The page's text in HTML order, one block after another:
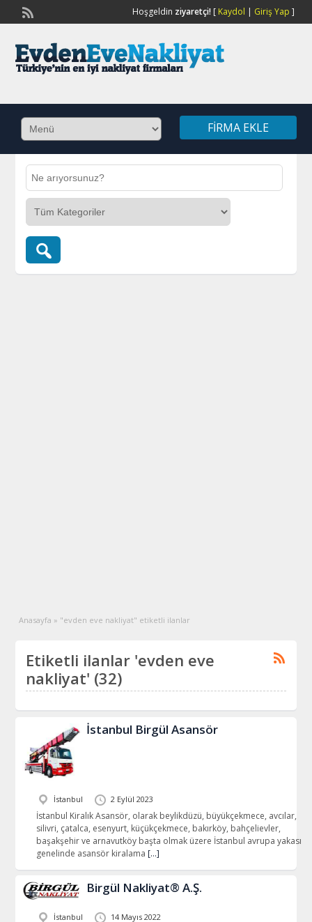
Hoşgeldin ziyaretçi![ Kaydol | Giriş Yap ]
FIRMA EKLE
Anasayfa » "evden eve nakliyat" etiketli ilanlar
Etiketli ilanlar 'evden eve
nakliyat' (32)
İstanbul Birgül Asansör
İstanbul 2 Eylül 2023
İstanbul Kiralık Asansör, olarak beylikdüzü, büyükçekmece, avcılar,
silivri, çatalca, esenyurt, küçükçekmece, bakırköy, bahçelievler,
başakşehir ve arnavutköy başta olmak üzere İstanbul avrupa yakası
genelinde asansör kiralama […]
Birgül Nakliyat® A.Ş.
İstanbul 14 Mayıs 2022